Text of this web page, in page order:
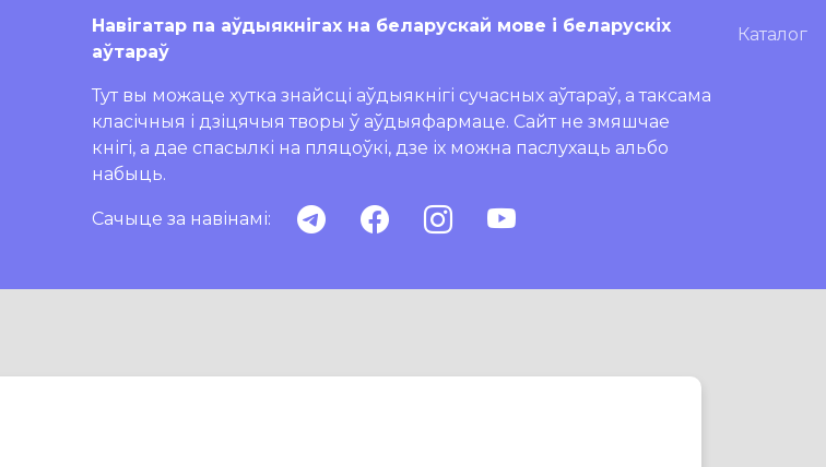
Навігатар па аўдыякнігах на беларускай мове і беларускіх
аўтараў
Тут вы можаце хутка знайсці аўдыякнігі сучасных аўтараў, а таксама
класічныя і дзіцячыя творы ў аўдыяфармаце. Сайт не змяшчае
кнігі, а дае спасылкі на пляцоўкі, дзе іх можна паслухаць альбо
набыць.
Сачыце за навінамі:
Каталог